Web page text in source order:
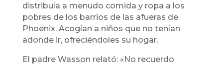
distribuía a menudo comida y ropa a los
pobres de los barrios de las afueras de
Phoenix. Acogían a niños que no tenían
adonde ir, ofreciéndoles su hogar.
El padre Wasson relató: «No recuerdo